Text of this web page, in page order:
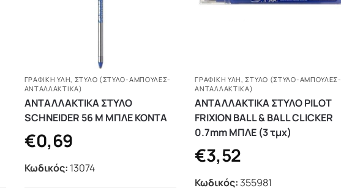
ΓΡΑΦΙΚΗ ΥΛΗ, ΣΤΥΛΌ (ΣΤΥΛΌ-ΑΜΠΟΎΛΕΣ-
ΑΝΤΑΛΛΑΚΤΙΚΆ)
ΑΝΤΑΛΛΑΚΤΙΚΑ ΣΤΥΛΟ
SCHNEIDER 56 Μ ΜΠΛΕ ΚΟΝΤΑ
€0,69
Κωδικός: 13074
ΓΡΑΦΙΚΗ ΥΛΗ,ΣΤΥΛΌ (ΣΤΥΛΌ-ΑΜΠΟΎΛΕΣ-
ΑΝΤΑΛΛΑΚΤΙΚΆ)
ΑΝΤΑΛΛΑΚΤΙΚΑ ΣΤΥΛΟ PILOT
FRIXION BALL & BALL CLICKER
0.7mm ΜΠΛΕ (3 τμχ)
€3,52
Κωδικός: 355981